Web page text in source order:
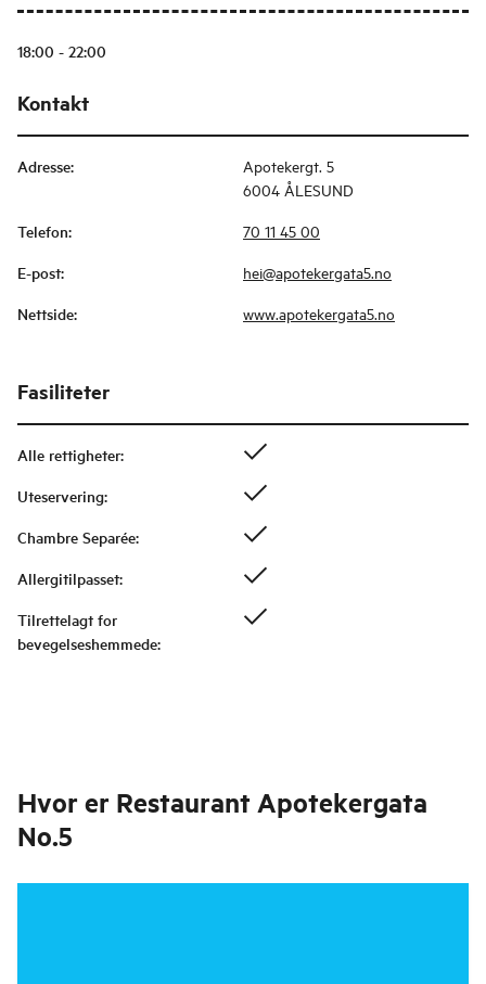
18:00 - 22:00
Kontakt
Adresse:
Apotekergt. 5
6004 ÅLESUND
Telefon: 70 11 45 00
E-post: hei@apotekergata5.no
Nettside: www.apotekergata5.no
Fasiliteter
Alle rettigheter:
Uteservering:
Chambre Separée:
Allergitilpasset:
Tilrettelagt for
bevegelseshemmede:
Hvor er Restaurant Apotekergata
No.5